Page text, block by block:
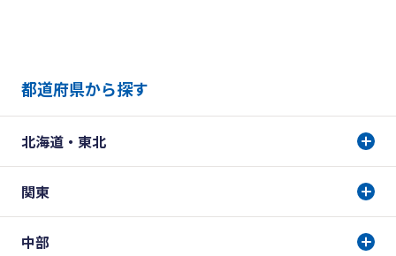
都道府県から探す
北海道・東北
関東
中部